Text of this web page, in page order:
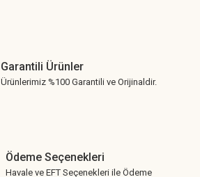
Garantili Ürünler
Ürünlerimiz %100 Garantili ve Orijinaldir.
Ödeme Seçenekleri
Havale ve EFT Seçenekleri ile Ödeme